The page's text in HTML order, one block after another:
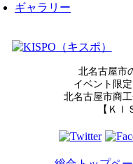
ギャラリー
北名古屋市
イベント限
北名古屋市商
【ＫＩ